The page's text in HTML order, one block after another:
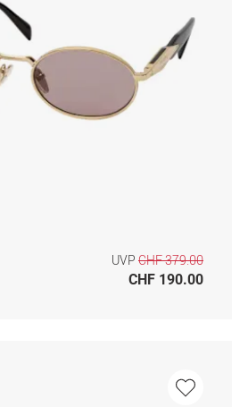
UVP CHF 379.00
CHF 190.00